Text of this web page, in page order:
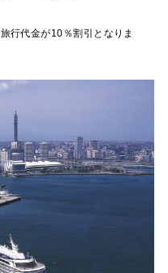
行代金が10％割引となりま